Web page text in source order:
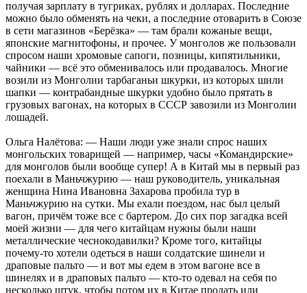
получая зарплату в тугриках, рублях и долларах. Последние
можно было обменять на чеки, а последние отоварить в Союзе
в сети магазинов «Берёзка» — там брали кожаные вещи,
японские магнитофоны, и прочее. У монголов же пользовали
спросом наши хромовые сапоги, позницы, кипятильники,
чайники — всё это обменивалось или продавалось. Многие
возили из Монголии тарбаганьи шкурки, из которых шили
шапки — контрабандные шкурки удобно было прятать в
грузовых вагонах, на которых в СССР завозили из Монголии
лошадей.
Ольга Налётова: — Наши люди уже знали спрос наших
монгольских товарищей — например, часы «Командирские»
для монголов были вообще супер! А в Китай мы в первый раз
поехали в Маньчжурию — наш руководитель, уникальная
женщина Нина Ивановна Захарова пробила тур в
Маньчжурию на сутки. Мы ехали поездом, нас был целый
вагон, причём тоже все с бартером. До сих пор загадка всей
моей жизни — для чего китайцам нужны были наши
металлические чеснокодавилки? Кроме того, китайцы
почему-то хотели одеться в наши солдатские шинели и
драповые пальто — и вот мы едем в этом вагоне все в
шинелях и в драповых пальто — кто-то одевал на себя по
несколько штук, чтобы потом их в Китае продать или